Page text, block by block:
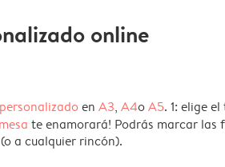
online
en A3, A4oA5. 1: elige
te enamorará! Podrás marcar las
a cualquier rincón).